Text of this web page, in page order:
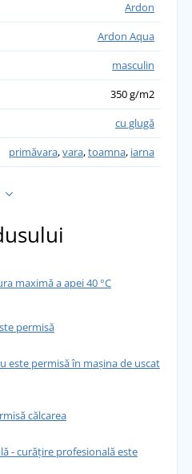
Ardon
Ardon Aqua
masculin
350 g/m2
cu glugă
primăvara,vara,toamna, iarna
maximă a apei 40 °C
permisă
este permisă în mașina de uscat
călcarea
- curățire profesională este